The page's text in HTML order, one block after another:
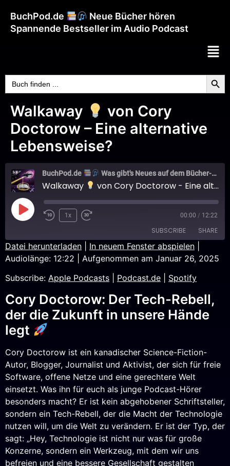
BuchPod.de
Neue Bücher hören
Spannende Bestseller im Audio Podcast
Search
for:
Walkaway
von Cory
Doctorow – Eine alternative
Lebensweise?
BuchPod.de Was gibt's Neues auf dem Bücher-Markt?
Walkaway von Cory Doctorow - Eine alternative Lebensweise?
1x 00:00 / 12:22
SUBSCRIBE SHARE
Apple Podcasts Podcast.de
Spotify
RSS FEED
SHARE
LINK
EMBED
Datei herunterladen In neuem Fenster abspielen
Audiolänge: 12:22
Aufgenommen am Januar 26, 2025
Subscribe: Apple Podcasts Podcast.de Spotify
Cory Doctorow: Der Tech-Rebell,
der die Zukunft in unsere Hände
legt
Cory Doctorow ist ein kanadischer Science-Fiction-
Autor, Blogger, Journalist und Aktivist, der sich für freie
Software, offene Netze und eine gerechtere Welt
einsetzt. Was ihn für euch als junge Podcast-Hörer
besonders macht? Er ist kein abgehobener Schriftsteller,
sondern ein Tech-Rebell, der die Macht der Technologie
nutzen will, um die Welt zu verändern. Er ist der Typ, der
sagt: „Hey, Technologie ist nicht nur was für große
Konzerne, sondern ein Werkzeug, mit dem wir uns
befreien und eine bessere Gesellschaft gestalten